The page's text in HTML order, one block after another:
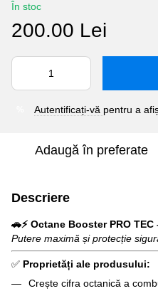
În stoc
200.00 Lei
Autentificați-vă pentru a
Adaugă în preferate
Descriere
🚗⚡ Octane Booster PRO
Putere maximă și protecție
✅ Proprietăți ale produsului:
Crește cifra octanică a